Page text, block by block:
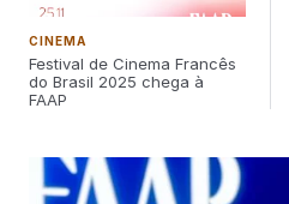
CINEMA
Festival de Cinema Francês
do Brasil 2025 chega à
FAAP